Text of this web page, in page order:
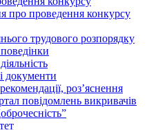
про проведення конкурсу
трудового розпорядку
документи
роз’яснення
повідомлень викривачів